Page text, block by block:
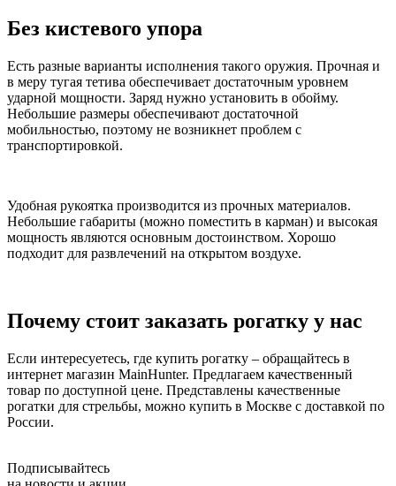
Без кистевого упора
Есть разные варианты исполнения такого оружия. Прочная и
в меру тугая тетива обеспечивает достаточным уровнем
ударной мощности. Заряд нужно установить в обойму.
Небольшие размеры обеспечивают достаточной
мобильностью, поэтому не возникнет проблем с
транспортировкой.
Удобная рукоятка производится из прочных материалов.
Небольшие габариты (можно поместить в карман) и высокая
мощность являются основным достоинством. Хорошо
подходит для развлечений на открытом воздухе.
Почему стоит заказать рогатку у нас
Если интересуетесь, где купить рогатку – обращайтесь в
интернет магазин MainHunter. Предлагаем качественный
товар по доступной цене. Представлены качественные
рогатки для стрельбы, можно купить в Москве с доставкой по
России.
Подписывайтесь